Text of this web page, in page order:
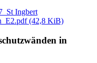
Ingbert
(42,8 KiB)
in